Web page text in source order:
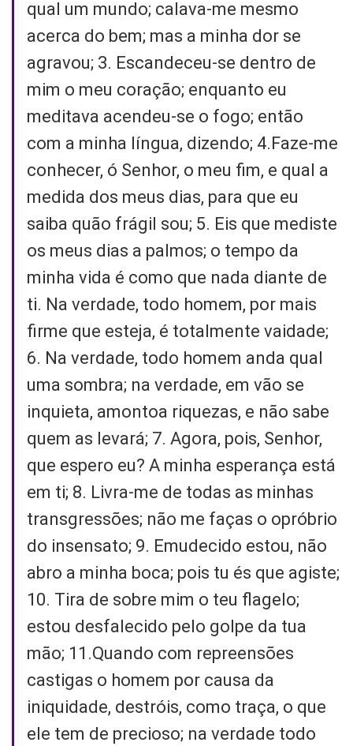
qual um mundo; calava-me mesmo
acerca do bem; mas a minha dor se
agravou; 3. Escandeceu-se dentro de
mim o meu coração; enquanto eu
meditava acendeu-se o fogo; então
com a minha língua, dizendo; 4.Faze-me
conhecer, ó Senhor, o meu fim, e qual a
medida dos meus dias, para que eu
saiba quão frágil sou; 5. Eis que mediste
os meus dias a palmos; o tempo da
minha vida é como que nada diante de
ti. Na verdade, todo homem, por mais
firme que esteja, é totalmente vaidade;
6. Na verdade, todo homem anda qual
uma sombra; na verdade, em vão se
inquieta, amontoa riquezas, e não sabe
quem as levará; 7. Agora, pois, Senhor,
que espero eu? A minha esperança está
em ti; 8. Livra-me de todas as minhas
transgressões; não me faças o opróbrio
do insensato; 9. Emudecido estou, não
abro a minha boca; pois tu és que agiste;
10. Tira de sobre mim o teu flagelo;
estou desfalecido pelo golpe da tua
mão; 11.Quando com repreensões
castigas o homem por causa da
iniquidade, destróis, como traça, o que
ele tem de precioso; na verdade todo